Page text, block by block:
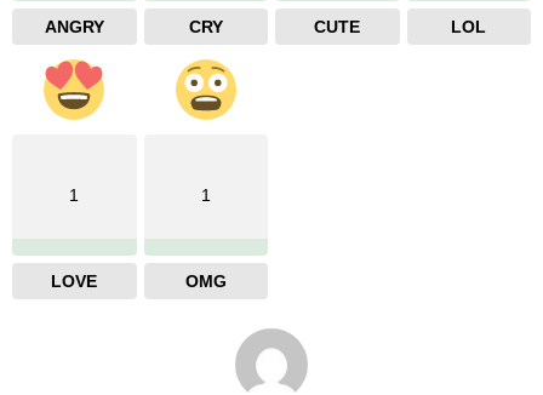
ANGRY CRY CUTE LOL
1
LOVE
1
OMG